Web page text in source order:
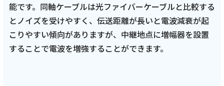
能です。同軸ケーブルは光ファイバーケーブルと比較する
とノイズを受けやすく、伝送距離が長いと電波減衰が起
こりやすい傾向がありますが、中継地点に増幅器を設置
することで電波を増強することができます。